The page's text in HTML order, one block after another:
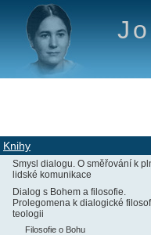
Knihy
Smysl dialogu. O směřování k
lidské komunikace
Dialog s Bohem a filosofie.
Prolegomena k dialogické
teologii
Filosofie o Bohu